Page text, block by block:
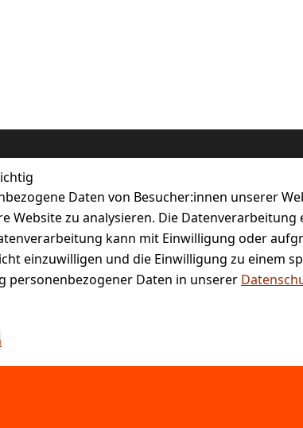
Daten von Besucher:innen unserer
Website zu analysieren. Die
kann mit Einwilligung oder
einzuwilligen und die Einwilligung zu einem
personenbezogener Daten in unserer